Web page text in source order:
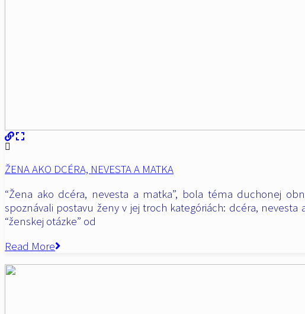
ŽENA AKO DCÉRA, NEVESTA A MATKA
“Žena ako dcéra, nevesta a matka”, bola téma duchonej
spoznávali postavu ženy v jej troch kategóriách: dcéra,
“ženskej otázke” od
Read More